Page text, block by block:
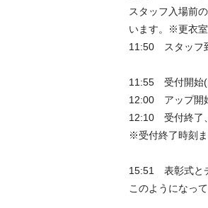
スタッフ入場前
います。※更衣
11:50 スタッフ
11:55 受付開
12:00 アップ
12:10 受付終了
※受付終了時刻
15:51 表彰式と
このようになって